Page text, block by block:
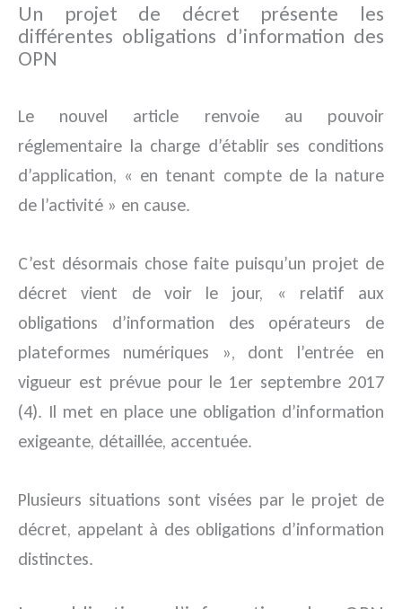
Un projet de décret présente les
différentes obligations d’information des
OPN
Le nouvel article renvoie au pouvoir
réglementaire la charge d’établir ses conditions
d’application, « en tenant compte de la nature
de l’activité » en cause.
C’est désormais chose faite puisqu’un projet de
décret vient de voir le jour, « relatif aux
obligations d’information des opérateurs de
plateformes numériques », dont l’entrée en
vigueur est prévue pour le 1er septembre 2017
(4). Il met en place une obligation d’information
exigeante, détaillée, accentuée.
Plusieurs situations sont visées par le projet de
décret, appelant à des obligations d’information
distinctes.